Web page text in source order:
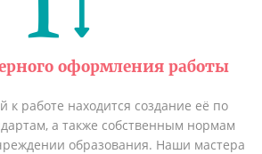
оформления работы
к работе находится создание её по
а также собственным нормам
образования. Наши мастера